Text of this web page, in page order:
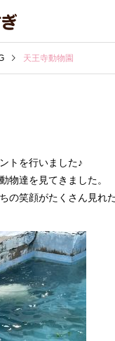
天王寺動物園
トを行いました♪
物達を見てきました。
の笑顔がたくさん見れ